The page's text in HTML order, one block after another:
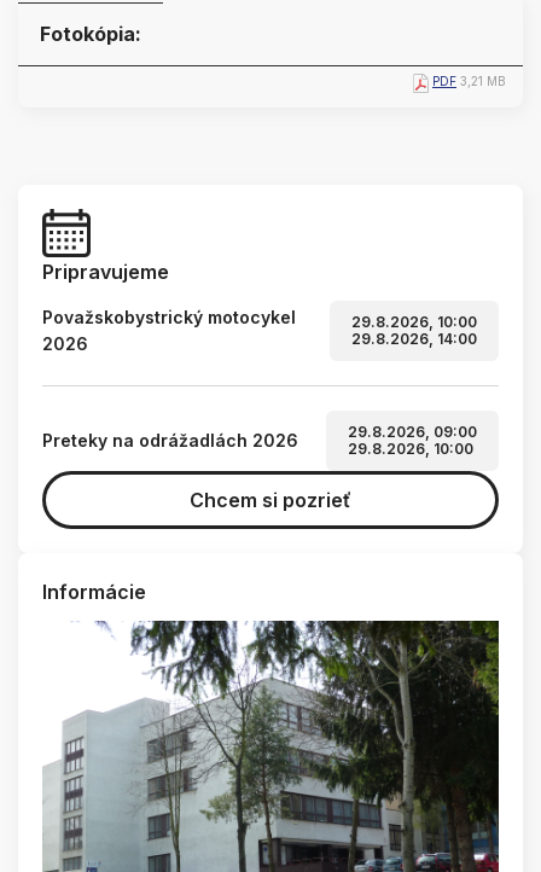
Fotokópia:
PDF 3,21 MB
Pripravujeme
Považskobystrický motocykel
2026
29.8.2026, 10:00
29.8.2026, 14:00
Preteky na odrážadlách 2026
29.8.2026, 09:00
29.8.2026, 10:00
Chcem si pozrieť
Informácie